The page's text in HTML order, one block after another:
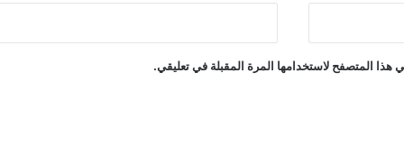
هذا المتصفح لاستخدامها المرة المقبلة في تعليقي.